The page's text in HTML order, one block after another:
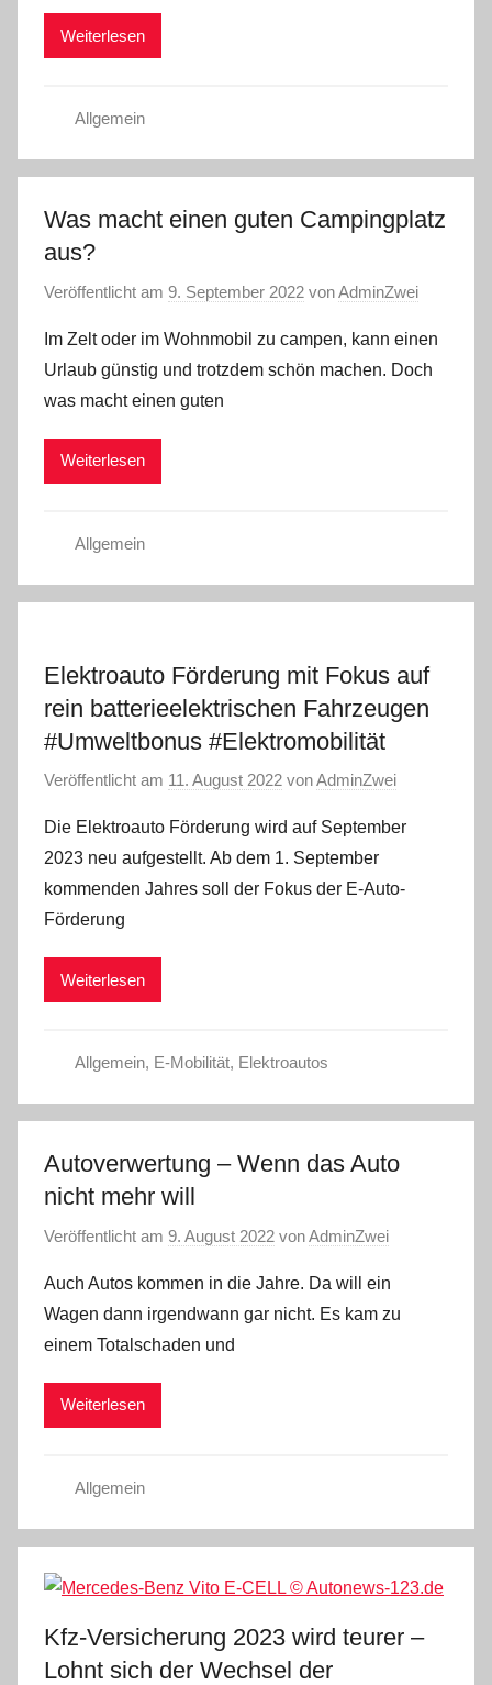
Weiterlesen
Allgemein
Was macht einen guten Campingplatz
aus?
Veröffentlicht am 9. September 2022 vonAdminZwei
Im Zelt oder im Wohnmobil zu campen, kann einen
Urlaub günstig und trotzdem schön machen. Doch
was macht einen guten
Weiterlesen
Allgemein
Elektroauto Förderung mit Fokus auf
rein batterieelektrischen Fahrzeugen
#Umweltbonus #Elektromobilität
Veröffentlicht am 11. August 2022 vonAdminZwei
Die Elektroauto Förderung wird auf September
2023 neu aufgestellt. Ab dem 1. September
kommenden Jahres soll der Fokus der E-Auto-
Förderung
Weiterlesen
Allgemein, E-Mobilität, Elektroautos
Autoverwertung – Wenn das Auto
nicht mehr will
Veröffentlicht am 9. August 2022 vonAdminZwei
Auch Autos kommen in die Jahre. Da will ein
Wagen dann irgendwann gar nicht. Es kam zu
einem Totalschaden und
Weiterlesen
Allgemein
Kfz-Versicherung 2023 wird teurer –
Lohnt sich der Wechsel der